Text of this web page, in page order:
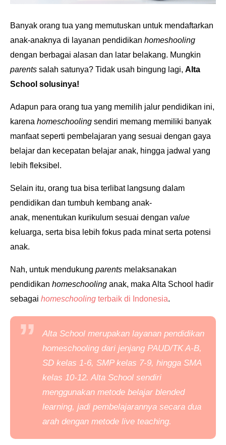
Banyak orang tua yang memutuskan untuk mendaftarkan
anak-anaknya di layanan pendidikan homeshooling
dengan berbagai alasan dan latar belakang. Mungkin
parents salah satunya? Tidak usah bingung lagi, Alta
School solusinya!
Adapun para orang tua yang memilih jalur pendidikan ini,
karena homeschooling sendiri memang memiliki banyak
manfaat seperti pembelajaran yang sesuai dengan gaya
belajar dan kecepatan belajar anak, hingga jadwal yang
lebih fleksibel.
Selain itu, orang tua bisa terlibat langsung dalam
pendidikan dan tumbuh kembang anak-
anak, menentukan kurikulum sesuai dengan value
keluarga, serta bisa lebih fokus pada minat serta potensi
anak.
Nah, untuk mendukung parents melaksanakan
pendidikan homeschooling anak, maka Alta School hadir
sebagai homeschooling terbaik di Indonesia.
Alta School merupakan layanan pendidikan
homeschooling dari jenjang PAUD/TK A-B,
SD kelas 1-6, SMP kelas 7-9, hingga SMA
kelas 10-12. Alta School sendiri
menggunakan metode belajar blended
learning, jadi pembelajarannya secara dua
arah dengan metode live teaching.